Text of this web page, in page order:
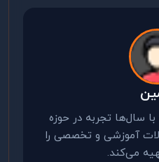
سال‌ها تجربه در حوزه
آموزشی و تخصصی را
می‌کند.